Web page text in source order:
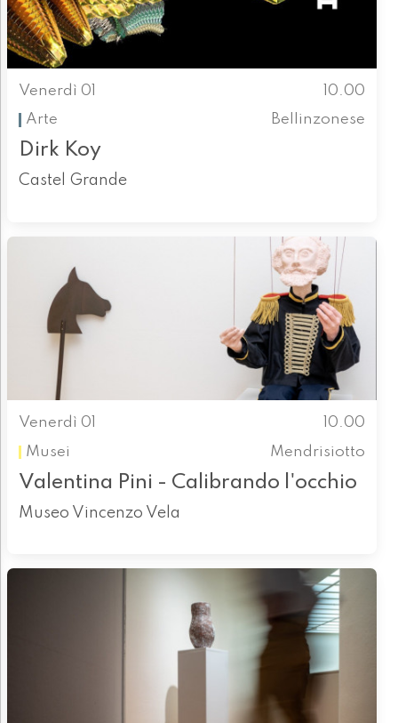
Venerdì 01
10.00
Arte
Bellinzonese
Dirk Koy
Castel Grande
Venerdì 01
10.00
Musei
Mendrisiotto
Valentina Pini - Calibrando l'occhio
Museo Vincenzo Vela